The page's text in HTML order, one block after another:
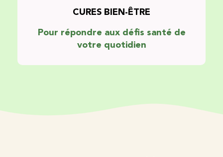
CURES BIEN-ÊTRE
Pour répondre aux défis santé de
votre quotidien